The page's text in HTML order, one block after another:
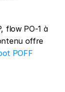
flow PO-1 à
offre
POFF